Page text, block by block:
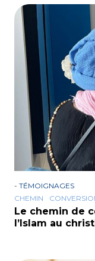
- TÉMOIGNAGES
CHEMIN
Le chemin de
l’Islam au